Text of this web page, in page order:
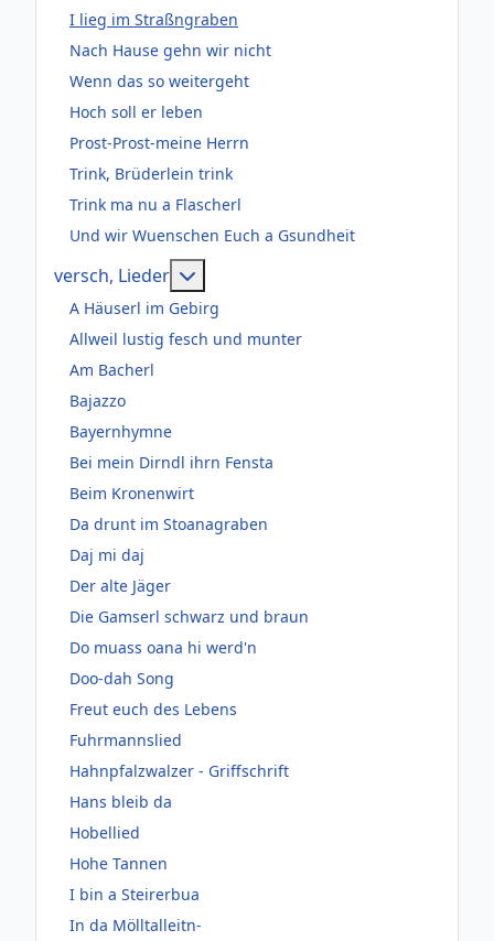
I lieg im Straßngraben
Nach Hause gehn wir nicht
Wenn das so weitergeht
Hoch soll er leben
Prost-Prost-meine Herrn
Trink, Brüderlein trink
Trink ma nu a Flascherl
Und wir Wuenschen Euch a Gsundheit
versch, Lieder
A Häuserl im Gebirg
Allweil lustig fesch und munter
Am Bacherl
Bajazzo
Bayernhymne
Bei mein Dirndl ihrn Fensta
Beim Kronenwirt
Da drunt im Stoanagraben
Daj mi daj
Der alte Jäger
Die Gamserl schwarz und braun
Do muass oana hi werd'n
Doo-dah Song
Freut euch des Lebens
Fuhrmannslied
Hahnpfalzwalzer - Griffschrift
Hans bleib da
Hobellied
Hohe Tannen
I bin a Steirerbua
In da Mölltalleitn-